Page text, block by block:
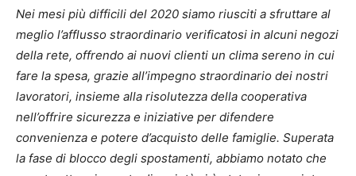
Nei mesi più difficili del 2020 siamo riusciti a sfruttare al
meglio l’afflusso straordinario verificatosi in alcuni negozi
della rete, offrendo ai nuovi clienti un clima sereno in cui
fare la spesa, grazie all’impegno straordinario dei nostri
lavoratori, insieme alla risolutezza della cooperativa
nell’offrire sicurezza e iniziative per difendere
convenienza e potere d’acquisto delle famiglie. Superata
la fase di blocco degli spostamenti, abbiamo notato che